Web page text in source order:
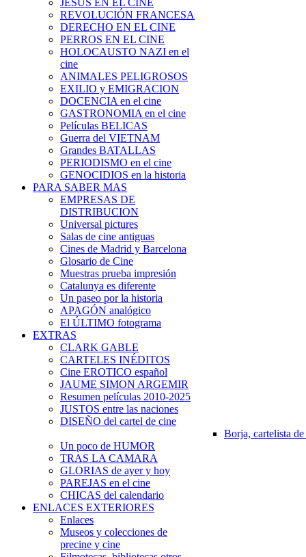
JESUS EN EL CINE
REVOLUCIÓN FRANCESA
DERECHO EN EL CINE
PERROS EN EL CINE
HOLOCAUSTO NAZI en el
cine
ANIMALES PELIGROSOS
EXILIO y EMIGRACION
DOCENCIA en el cine
GASTRONOMIA en el cine
Películas BELICAS
Guerra del VIETNAM
Grandes BATALLAS
PERIODISMO en el cine
GENOCIDIOS en la historia
PARA SABER MAS
EMPRESAS DE
DISTRIBUCION
Universal pictures
Salas de cine antiguas
Cines de Madrid y Barcelona
Glosario de Cine
Muestras prueba impresión
Catalunya es diferente
Un paseo por la historia
APAGÓN analógico
El ÚLTIMO fotograma
EXTRAS
CLARK GABLE
CARTELES INÉDITOS
Cine EROTICO español
JAUME SIMON ARGEMIR
Resumen películas 2010-2025
JUSTOS entre las naciones
DISEÑO del cartel de cine
Borja, cartelista
Un poco de HUMOR
TRAS LA CAMARA
GLORIAS de ayer y hoy
PAREJAS en el cine
CHICAS del calendario
ENLACES EXTERIORES
Enlaces
Museos y colecciones de
precine y cine